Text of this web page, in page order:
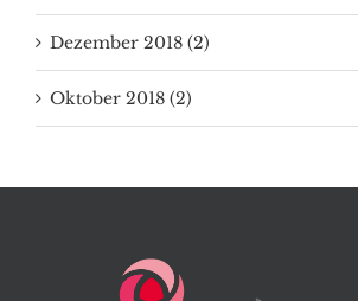
Dezember 2018 (2)
Oktober 2018 (2)